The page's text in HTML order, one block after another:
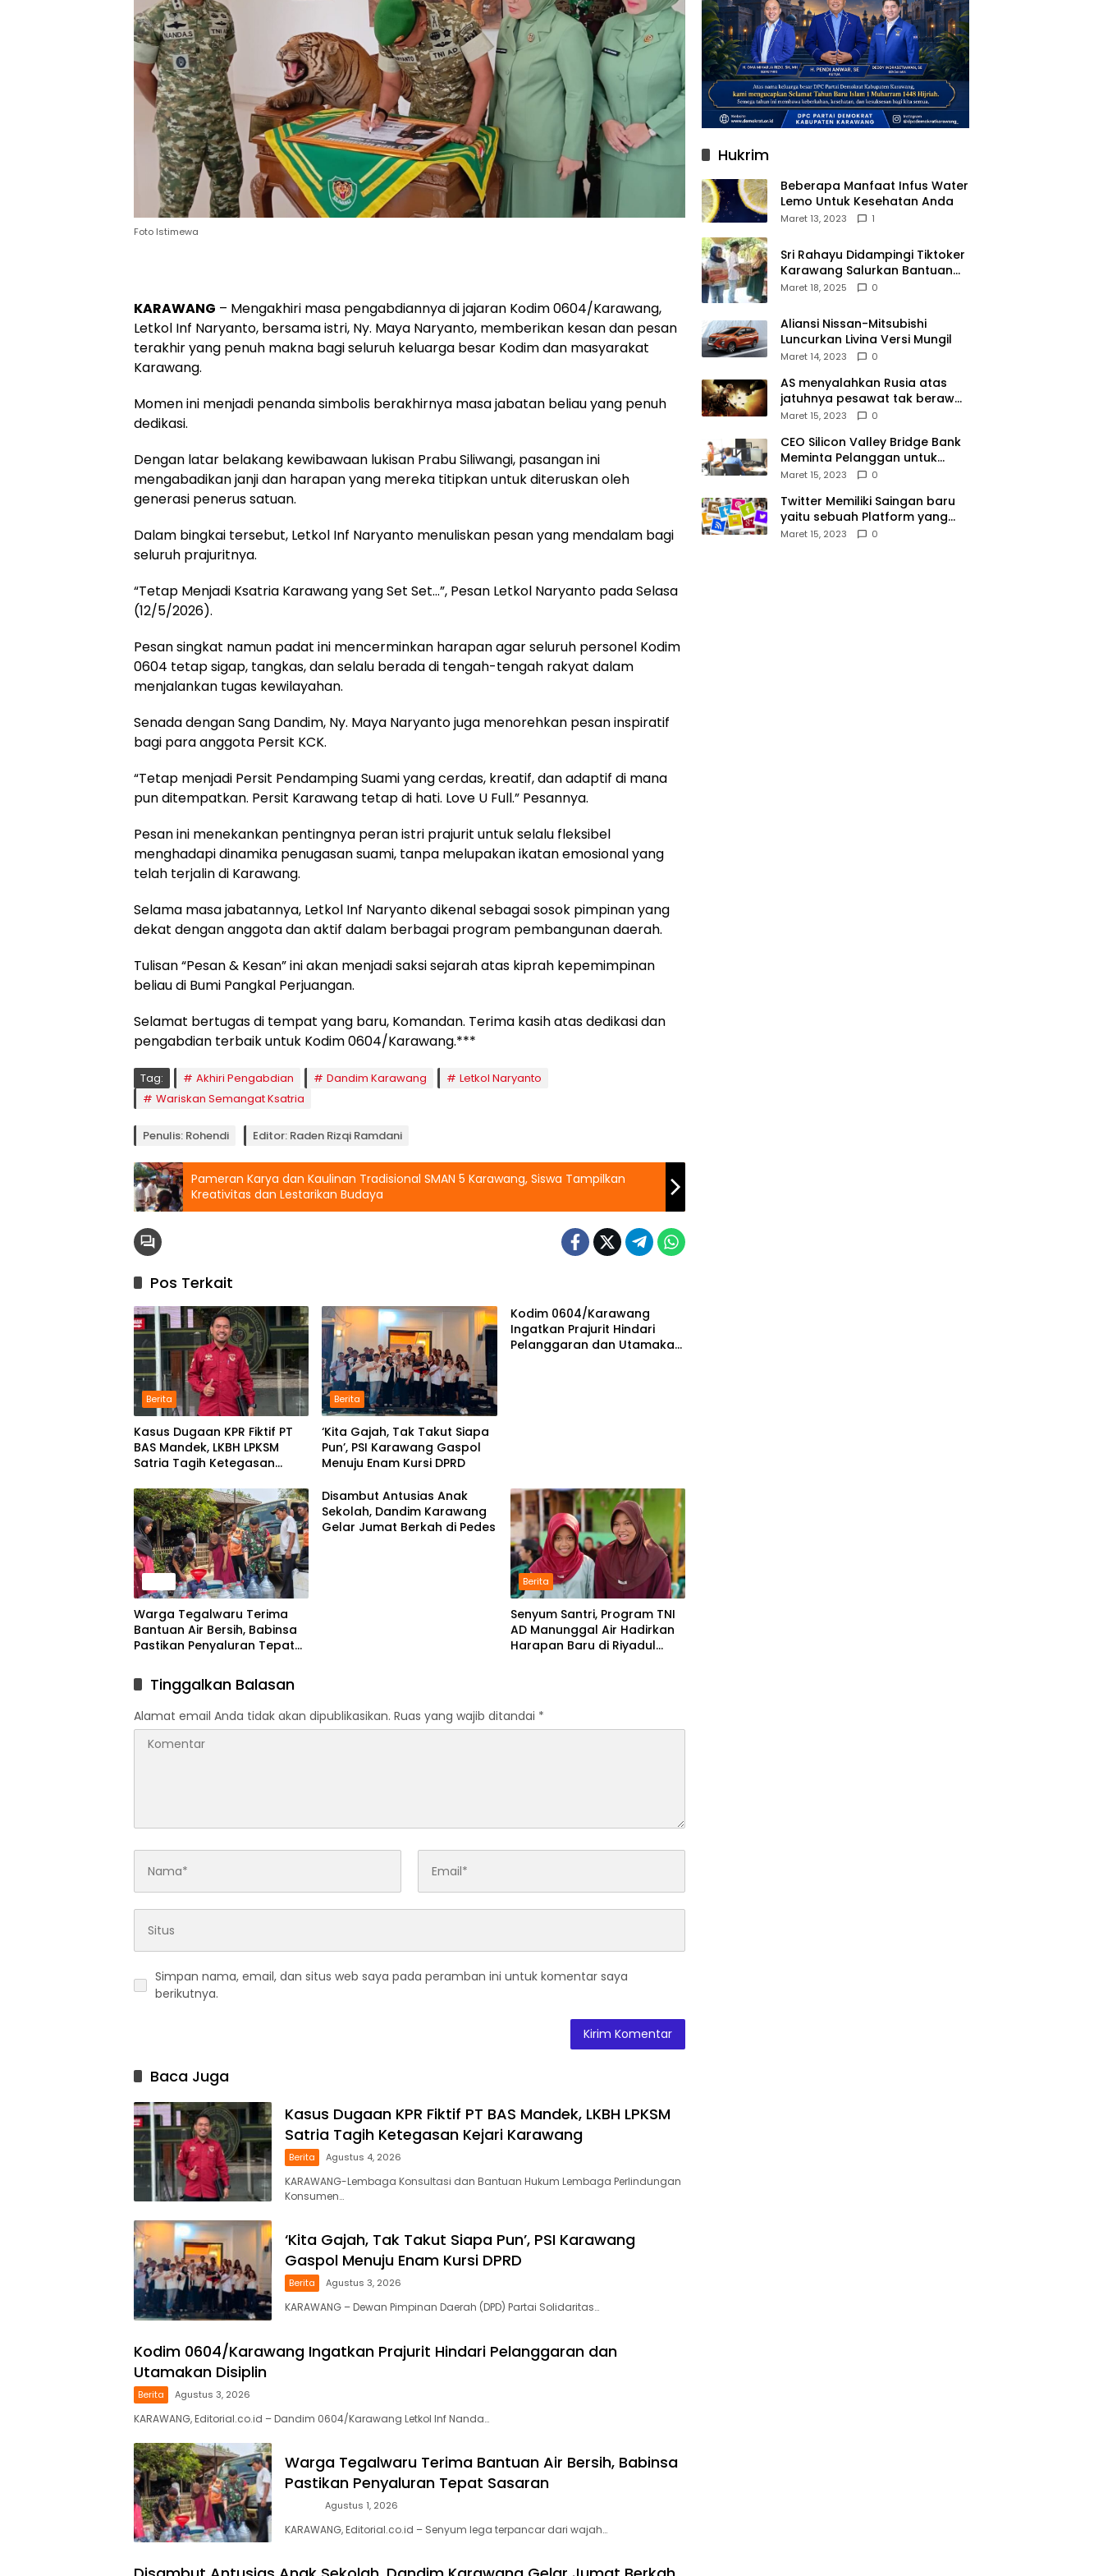
Foto Istimewa
KARAWANG – Mengakhiri masa pengabdiannya di jajaran Kodim 0604/Karawang,
Letkol Inf Naryanto, bersama istri, Ny. Maya Naryanto, memberikan kesan dan pesan
terakhir yang penuh makna bagi seluruh keluarga besar Kodim dan masyarakat
Karawang.
Momen ini menjadi penanda simbolis berakhirnya masa jabatan beliau yang penuh
dedikasi.
Dengan latar belakang kewibawaan lukisan Prabu Siliwangi, pasangan ini
mengabadikan janji dan harapan yang mereka titipkan untuk diteruskan oleh
generasi penerus satuan.
Dalam bingkai tersebut, Letkol Inf Naryanto menuliskan pesan yang mendalam bagi
seluruh prajuritnya.
“Tetap Menjadi Ksatria Karawang yang Set Set…”, Pesan Letkol Naryanto pada Selasa
(12/5/2026).
Pesan singkat namun padat ini mencerminkan harapan agar seluruh personel Kodim
0604 tetap sigap, tangkas, dan selalu berada di tengah-tengah rakyat dalam
menjalankan tugas kewilayahan.
Senada dengan Sang Dandim, Ny. Maya Naryanto juga menorehkan pesan inspiratif
bagi para anggota Persit KCK.
“Tetap menjadi Persit Pendamping Suami yang cerdas, kreatif, dan adaptif di mana
pun ditempatkan. Persit Karawang tetap di hati. Love U Full.” Pesannya.
Pesan ini menekankan pentingnya peran istri prajurit untuk selalu fleksibel
menghadapi dinamika penugasan suami, tanpa melupakan ikatan emosional yang
telah terjalin di Karawang.
Selama masa jabatannya, Letkol Inf Naryanto dikenal sebagai sosok pimpinan yang
dekat dengan anggota dan aktif dalam berbagai program pembangunan daerah.
Tulisan “Pesan & Kesan” ini akan menjadi saksi sejarah atas kiprah kepemimpinan
beliau di Bumi Pangkal Perjuangan.
Selamat bertugas di tempat yang baru, Komandan. Terima kasih atas dedikasi dan
pengabdian terbaik untuk Kodim 0604/Karawang.***
Tag: Akhiri Pengabdian Dandim Karawang
Letkol Naryanto
Wariskan Semangat Ksatria
Penulis: Rohendi Editor: Raden Rizqi Ramdani
Pameran Karya dan Kaulinan Tradisional SMAN 5 Karawang, Siswa Tampilkan
Kreativitas dan Lestarikan Budaya
Pos Terkait
Berita
Kasus Dugaan KPR Fiktif PT
BAS Mandek, LKBH LPKSM
Satria Tagih Ketegasan
Berita
‘Kita Gajah, Tak Takut Siapa
Pun’, PSI Karawang Gaspol
Menuju Enam Kursi DPRD
Kodim 0604/Karawang
Ingatkan Prajurit Hindari
Pelanggaran dan Utamakan
Warga Tegalwaru Terima
Bantuan Air Bersih, Babinsa
Pastikan Penyaluran Tepat
Disambut Antusias Anak
Sekolah, Dandim Karawang
Gelar Jumat Berkah di Pedes
Berita
Senyum Santri, Program TNI
AD Manunggal Air Hadirkan
Harapan Baru di Riyadul
Tinggalkan Balasan
Alamat email Anda tidak akan dipublikasikan. Ruas yang wajib ditandai *
Simpan nama, email, dan situs web saya pada peramban ini untuk komentar saya
berikutnya.
Baca Juga
Kasus Dugaan KPR Fiktif PT BAS Mandek, LKBH LPKSM
Satria Tagih Ketegasan Kejari Karawang
Berita Agustus 4, 2026
KARAWANG-Lembaga Konsultasi dan Bantuan Hukum Lembaga Perlindungan
Konsumen…
‘Kita Gajah, Tak Takut Siapa Pun’, PSI Karawang
Gaspol Menuju Enam Kursi DPRD
Berita Agustus 3, 2026
KARAWANG – Dewan Pimpinan Daerah (DPD) Partai Solidaritas…
Kodim 0604/Karawang Ingatkan Prajurit Hindari Pelanggaran dan
Utamakan Disiplin
Berita Agustus 3, 2026
KARAWANG, Editorial.co.id – Dandim 0604/Karawang Letkol Inf Nanda…
Warga Tegalwaru Terima Bantuan Air Bersih, Babinsa
Pastikan Penyaluran Tepat Sasaran
Agustus 1, 2026
KARAWANG, Editorial.co.id – Senyum lega terpancar dari wajah…
Hukrim
Beberapa Manfaat Infus Water
Lemo Untuk Kesehatan Anda
Maret 13, 2023 1
Sri Rahayu Didampingi Tiktoker
Karawang Salurkan Bantuan
untuk Warga Dusun Kampek
Maret 18, 2025 0
Aliansi Nissan-Mitsubishi
Luncurkan Livina Versi Mungil
Maret 14, 2023 0
AS menyalahkan Rusia atas
jatuhnya pesawat tak berawak
di Laut Hitam, Moskow
Maret 15, 2023 0
CEO Silicon Valley Bridge Bank
Meminta Pelanggan untuk
menyetor ulang dana Mereka
Maret 15, 2023 0
Twitter Memiliki Saingan baru
yaitu sebuah Platform yang
dibuat oleh Meta
Maret 15, 2023 0